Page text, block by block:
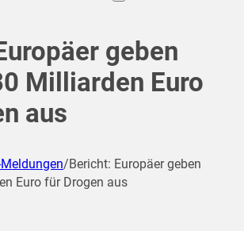
geben
Milliarden Euro
aus
/Bericht: Europäer geben
Euro für Drogen aus